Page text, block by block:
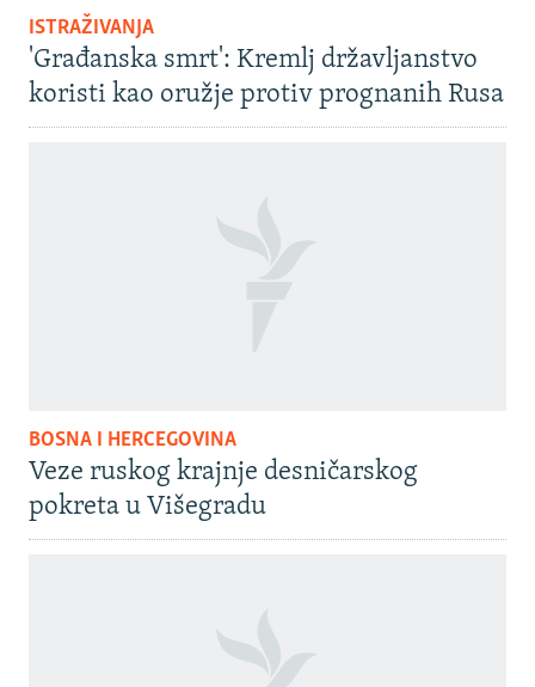
ISTRAŽIVANJA
'Građanska smrt': Kremlj državljanstvo
koristi kao oružje protiv prognanih Rusa
BOSNA I HERCEGOVINA
Veze ruskog krajnje desničarskog
pokreta u Višegradu